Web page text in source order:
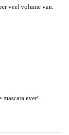
veel volume van.
mascara ever!